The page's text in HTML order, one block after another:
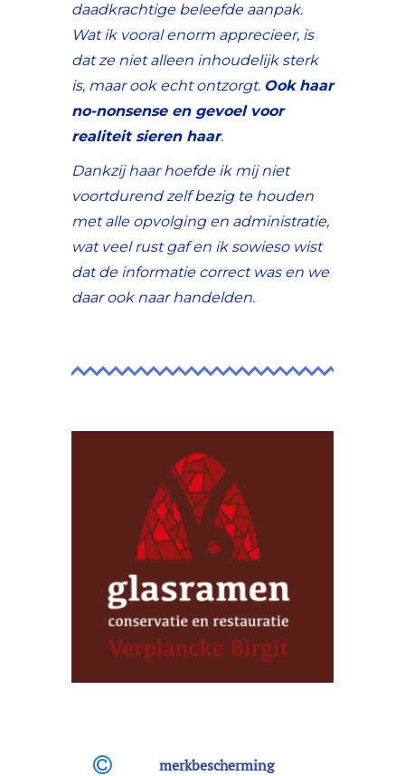
daadkrachtige beleefde aanpak.
Wat ik vooral enorm apprecieer, is
dat ze niet alleen inhoudelijk sterk
is, maar ook echt ontzorgt. Ook haar
no-nonsense en gevoel voor
realiteit sieren haar.
Dankzij haar hoefde ik mij niet
voortdurend zelf bezig te houden
met alle opvolging en administratie,
wat veel rust gaf en ik sowieso wist
dat de informatie correct was en we
daar ook naar handelden.
merkbescherming